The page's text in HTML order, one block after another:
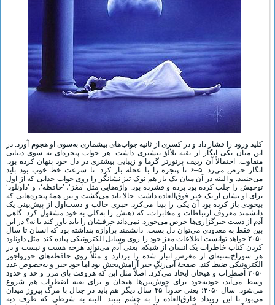
کلید ورود را فشار داد و در کسری از ثانیه جواب‌های بیشماری به‌سوی او هجوم آورد. در
این میان یکی انگار از بقیه تلألؤ بیشتری داشت. هر جواب پنجره‌ای به سوی دنیایی
متفاوت. احتمالاً آن ردیف پرنورتر گرما و زیبایی بیشتری در دل خود پنهان کرده بود.
انگار حرص می‌زد. ۵–۶ تا پنجره را با عجله باز کرد. تا سرعت خط خوب بود باید
می‌جنبید. و البته در آن میان یک بار هم نوک تیز نشانگر را روی جواب جذابی که از اول
توجهش را جلب کرده بود برده و فشرده بود. واژه‌هایی مثل ’مغز‘، ’حافظه‘، و ’داونلود‘
برای او نشان از یک خبر فوق‌العاده داشت. حالا باید می‌گشت و بین همۀ پنجره‌هایی که
بیخودی باز کرده بود آن یکی را پیدا می‌کرد. خبری جالب و دست‌اول از پیش‌بینی یک
دانشمند معروف ارتباطات و مخابرات، که ذهنش را به‌کلی به خود مشغول کرد. گاهی
آدم از دست خبرگزاری‌ها حرص می‌خورد. نمی‌داند حرفشان را باید باور کند یا نه؟ در این
بین فقط به معدودی می‌توان دل بست. دانشمند پرآوازه پنداشته بود که انسان تا سال
۲۰۵۰ خواهد توانست اطلاعات مغز خود را روی وسایل الکترونیکی پیاده کند. مثل داونلود
کردن کتاب خاطرات یک انسان از شبکه. یعنی آدم می‌تواند هرچه هست و نیست و در
هر سوراخ‌سنبه‌ای از مغزش انبار شده را بردارد و مثلاً روی حافظه‌های جورواجور
الکترونیکی ضبط کند. صفحۀ آبی‌رنگِ خبر آرامش‌بخش بود اما خود خبر و به‌خصوص عدد
۲۰۵۰ اضطراب و هیجان ایجاد می‌کرد. اصلاً مثل این که هروقت پای مرز و حد و حدود
وسط می‌آید، خودبه‌خود برای خوش‌بین‌ها هیجان و برای بقیه اضطراب هم شروع
می‌شود. سال ۲۰۵۰؛ یعنی حدوداً ۴۵ سال دیگر هم باید در جدال با مرگ پیروز میدان
می‌بود تا این رویداد خارق‌العاده را به چشم ببیند. البته به شرطی که طرف دبه